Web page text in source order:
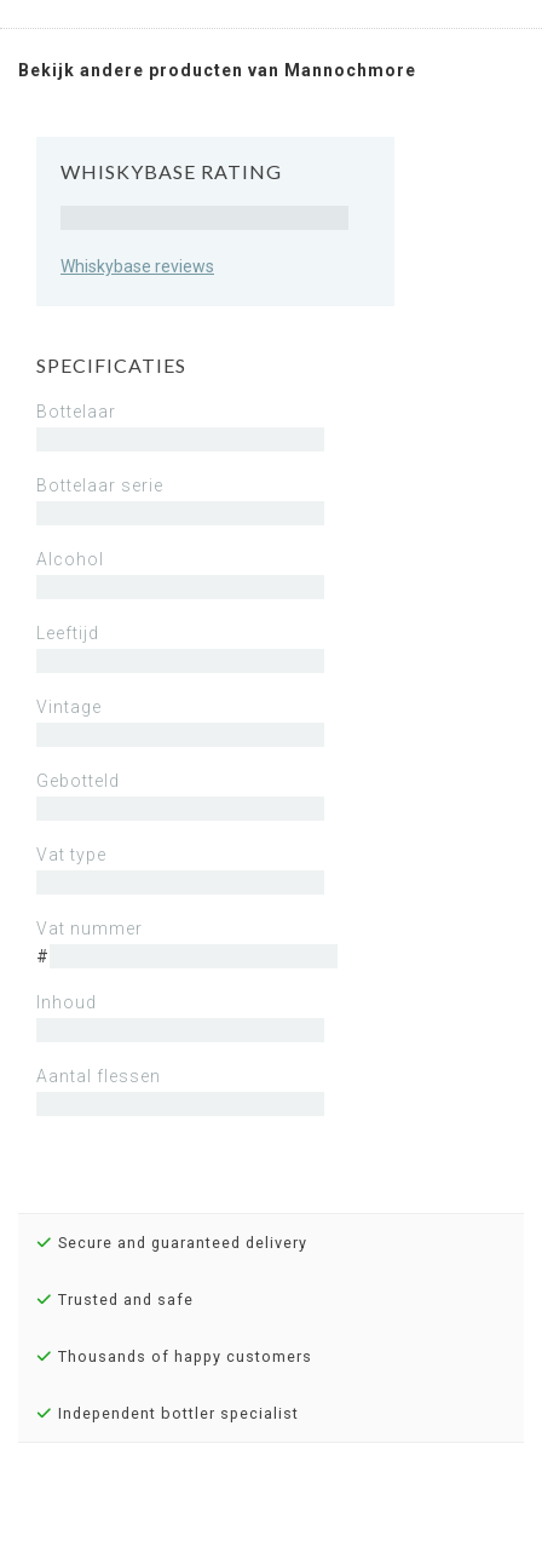
Bekijk andere producten van Mannochmore
WHISKYBASE RATING
Whiskybase reviews
SPECIFICATIES
Bottelaar
Bottelaar serie
Alcohol
Leeftijd
Vintage
Gebotteld
Vat type
Vat nummer
#
Inhoud
Aantal flessen
Secure and guaranteed delivery
Trusted and safe
Thousands of happy customers
Independent bottler specialist